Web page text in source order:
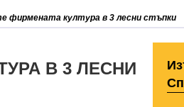
фирмената култура в 3 лесни стъпки
В 3 ЛЕСНИ